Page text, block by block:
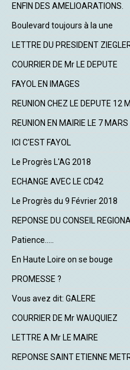
ENFIN DES AMELIOARATIONS.
Boulevard toujours à la une
LETTRE DU PRESIDENT
COURRIER DE Mr LE DEPUTE
FAYOL EN IMAGES
REUNION CHEZ LE DEPUTE 12
REUNION EN MAIRIE LE 7
ICI C'EST FAYOL
Le Progrès L'AG 2018
ECHANGE AVEC LE CD42
Le Progrès du 9 Février 2018
REPONSE DU CONSEIL
Patience.....
En Haute Loire on se bouge
PROMESSE ?
Vous avez dit: GALERE
COURRIER DE Mr WAUQUIEZ
LETTRE A Mr LE MAIRE
REPONSE SAINT ETIENNE